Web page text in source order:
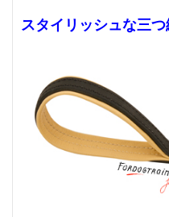
スタイリッシュな三